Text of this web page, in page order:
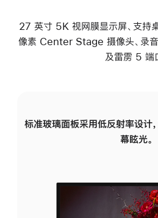
27 英寸 5K 视网膜显示屏、支持
像素 Center Stage 摄像头、录音
及雷雳 5 端
标准玻璃面板采用低反射率设计
幕眩光。